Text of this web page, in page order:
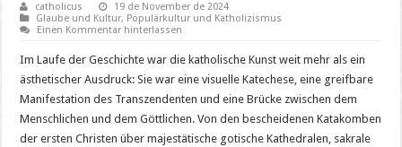
catholicus
19 de November de 2024
Glaube und Kultur, Populärkultur und Katholizismus
Einen Kommentar hinterlassen
Im Laufe der Geschichte war die katholische Kunst weit mehr als ein
ästhetischer Ausdruck: Sie war eine visuelle Katechese, eine greifbare
Manifestation des Transzendenten und eine Brücke zwischen dem
Menschlichen und dem Göttlichen. Von den bescheidenen Katakomben
der ersten Christen über majestätische gotische Kathedralen, sakrale